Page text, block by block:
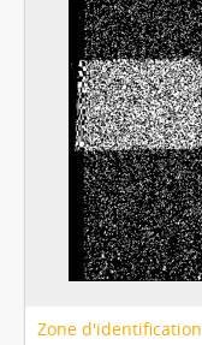
Zone d'identification